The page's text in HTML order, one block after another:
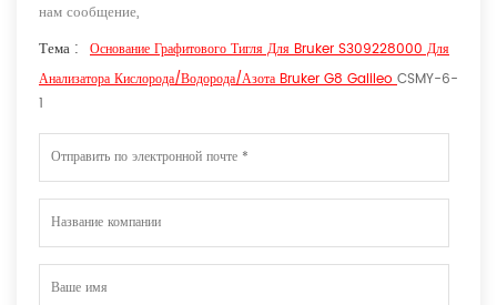
нам сообщение,
Тема : Основание Графитового Тигля Для Bruker S309228000 Для
Анализатора Кислорода/водорода/азота Bruker G8 GalileoCSMY-6-
1